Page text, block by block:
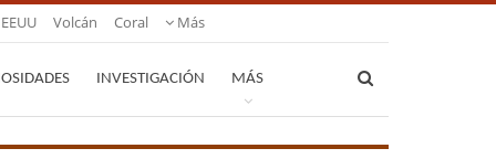
EEUU Volcán Coral Más
INVESTIGACIÓN MÁS